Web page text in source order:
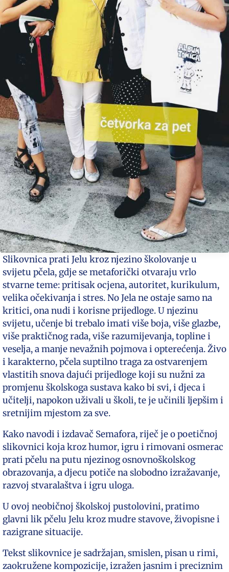
Slikovnica prati Jelu kroz njezino školovanje u
svijetu pčela, gdje se metaforički otvaraju vrlo
stvarne teme: pritisak ocjena, autoritet, kurikulum,
velika očekivanja i stres. No Jela ne ostaje samo na
kritici, ona nudi i korisne prijedloge. U njezinu
svijetu, učenje bi trebalo imati više boja, više glazbe,
više praktičnog rada, više razumijevanja, topline i
veselja, a manje nevažnih pojmova i opterećenja. Živo
i karakterno, pčela suptilno traga za ostvarenjem
vlastitih snova dajući prijedloge koji su nužni za
promjenu školskoga sustava kako bi svi, i djeca i
učitelji, napokon uživali u školi, te je učinili ljepšim i
sretnijim mjestom za sve.
Kako navodi i izdavač Semafora, riječ je o poetičnoj
slikovnici koja kroz humor, igru i rimovani osmerac
prati pčelu na putu njezinog osnovnoškolskog
obrazovanja, a djecu potiče na slobodno izražavanje,
razvoj stvaralaštva i igru uloga.
U ovoj neobičnoj školskoj pustolovini, pratimo
glavni lik pčelu Jelu kroz mudre stavove, živopisne i
razigrane situacije.
Tekst slikovnice je sadržajan, smislen, pisan u rimi,
zaokružene kompozicije, izražen jasnim i preciznim